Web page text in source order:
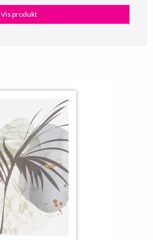
Vis produkt